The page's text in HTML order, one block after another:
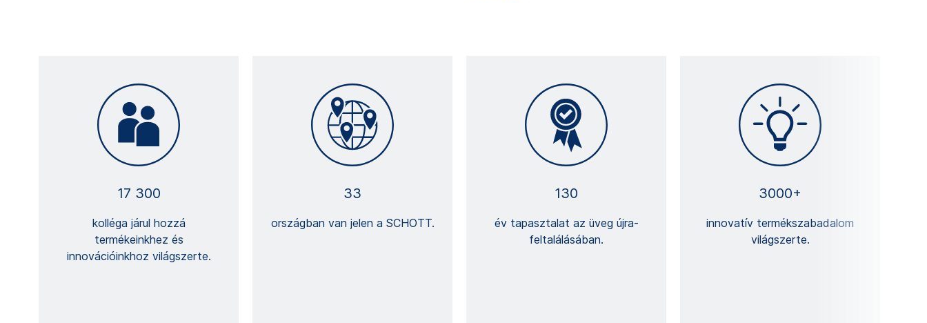
17 300
kolléga járul hozzá
termékeinkhez és
innovációinkhoz világszerte.
33
országban van jelen a SCHOTT.
130
év tapasztalat az üveg újra-
feltalálásában.
3000+
innovatív termékszabadalom
világszerte.